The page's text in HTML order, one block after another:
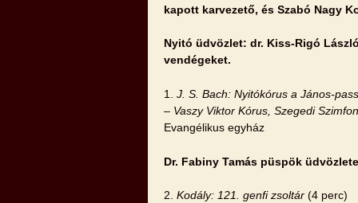
kapott karvezető, és Szabó Nagy
Nyitó üdvözlet: dr. Kiss-Rigó
vendégeket.
1. J. S. Bach: Nyitókórus a János-
– Vaszy Viktor Kórus, Szegedi
Evangélikus egyház
Dr. Fabiny Tamás püspök üdvözlete
2. Kodály: 121. genfi zsoltár (4 perc)